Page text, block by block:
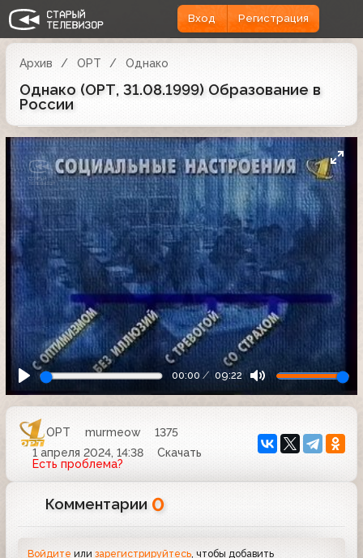
Вход Регистрация
Архив ОРТ Однако
Однако (ОРТ, 31.08.1999) Образование в
России
00:00 09:22
ОРТ murmeow
1375
1 апреля 2024, 14:38
Скачать
Есть проблема?
Комментарии 0
Войдите илизарегистрируйтесь , чтобы добавить